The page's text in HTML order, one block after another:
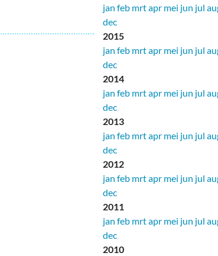
jan feb mrtapr mei jun jul
dec
2015
jan feb mrtapr mei jun jul
dec
2014
jan feb mrtapr mei jun jul
dec
2013
jan feb mrtapr mei jun jul
dec
2012
jan feb mrtapr mei jun jul
dec
2011
jan feb mrtapr mei jun jul
dec
2010